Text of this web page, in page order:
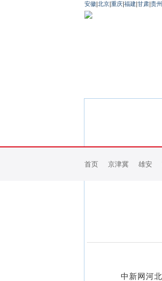
安徽 北京 重庆 福建 甘肃 贵州
首页 京津冀 雄安
中新网河北